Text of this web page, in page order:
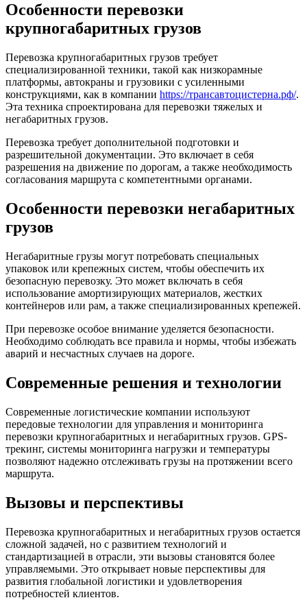
Особенности перевозки
крупногабаритных грузов
Перевозка крупногабаритных грузов требует
специализированной техники, такой как низкорамные
платформы, автокраны и грузовики с усиленными
конструкциями, как в компании https://трансавтоцистерна.рф/.
Эта техника спроектирована для перевозки тяжелых и
негабаритных грузов.
Перевозка требует дополнительной подготовки и
разрешительной документации. Это включает в себя
разрешения на движение по дорогам, а также необходимость
согласования маршрута с компетентными органами.
Особенности перевозки негабаритных
грузов
Негабаритные грузы могут потребовать специальных
упаковок или крепежных систем, чтобы обеспечить их
безопасную перевозку. Это может включать в себя
использование амортизирующих материалов, жестких
контейнеров или рам, а также специализированных крепежей.
При перевозке особое внимание уделяется безопасности.
Необходимо соблюдать все правила и нормы, чтобы избежать
аварий и несчастных случаев на дороге.
Современные решения и технологии
Современные логистические компании используют
передовые технологии для управления и мониторинга
перевозки крупногабаритных и негабаритных грузов. GPS-
трекинг, системы мониторинга нагрузки и температуры
позволяют надежно отслеживать грузы на протяжении всего
маршрута.
Вызовы и перспективы
Перевозка крупногабаритных и негабаритных грузов остается
сложной задачей, но с развитием технологий и
стандартизацией в отрасли, эти вызовы становятся более
управляемыми. Это открывает новые перспективы для
развития глобальной логистики и удовлетворения
потребностей клиентов.